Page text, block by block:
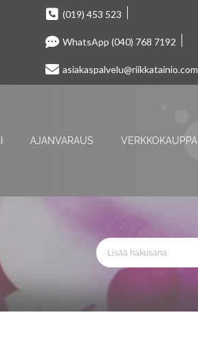
(019) 453 523
WhatsApp (040) 768 7192
asiakaspalvelu@riikkatainio.com
AJANVARAUS VERKKOKAUPPA